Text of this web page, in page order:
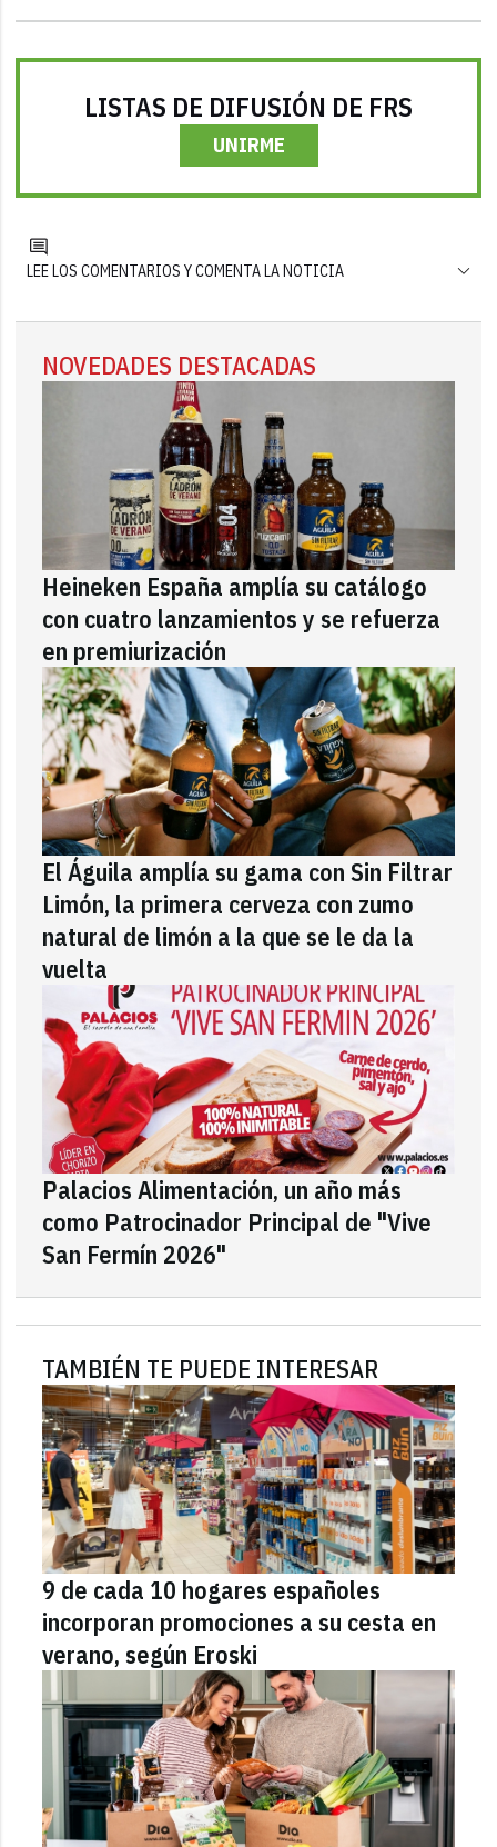
LISTAS DE DIFUSIÓN DE FRS
UNIRME
LEE LOS COMENTARIOS Y COMENTA LA NOTICIA
NOVEDADES DESTACADAS
Heineken España amplía su catálogo
con cuatro lanzamientos y se refuerza
en premiurización
El Águila amplía su gama con Sin Filtrar
Limón, la primera cerveza con zumo
natural de limón a la que se le da la
vuelta
Palacios Alimentación, un año más
como Patrocinador Principal de "Vive
San Fermín 2026"
TAMBIÉN TE PUEDE INTERESAR
9 de cada 10 hogares españoles
incorporan promociones a su cesta en
verano, según Eroski